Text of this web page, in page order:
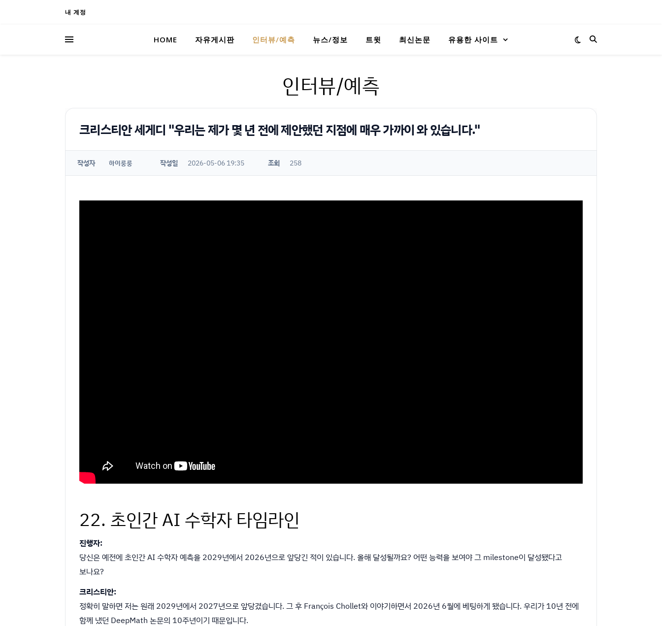
내 계정
HOME 자유게시판 인터뷰/예측 뉴스/정보 트윗 최신논문 유용한 사이트
인터뷰/예측
크리스티안 세게디 "우리는 제가 몇 년 전에 제안했던 지점에 매우 가까이 와 있습니다."
작성자 하이룽룽 작성일 2026-05-06 19:35 조회 258
22. 초인간 AI 수학자 타임라인
진행자:
당신은 예전에 초인간 AI 수학자 예측을 2029년에서 2026년으로 앞당긴 적이 있습니다. 올해 달성될까요? 어떤 능력을 보여야 그 milestone이 달성됐다고
보나요?
크리스티안:
정확히 말하면 저는 원래 2029년에서 2027년으로 앞당겼습니다. 그 후 François Chollet와 이야기하면서 2026년 6월에 베팅하게 됐습니다. 우리가 10년 전에
함께 냈던 DeepMath 논문의 10주년이기 때문입니다.